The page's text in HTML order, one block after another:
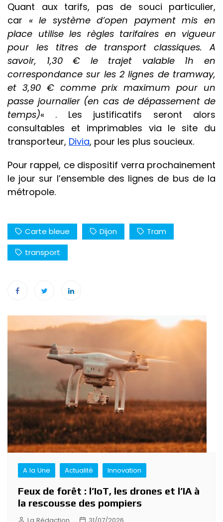
Quant aux tarifs, pas de souci particulier,
car « le système d’open payment mis en
place utilise les règles tarifaires en vigueur
pour les titres de transport classiques. A
savoir, 1,30 € le trajet valable 1h en
correspondance sur les 2 lignes de tramway,
et 3,90 € comme prix maximum pour un
passe journalier (en cas de dépassement de
temps)« . Les justificatifs seront alors
consultables et imprimables via le site du
transporteur, Divia, pour les plus soucieux.
Pour rappel, ce dispositif verra prochainement
le jour sur l’ensemble des lignes de bus de la
métropole.
Carte bleue Dijon
Tram
transport
Navigation
de
l’article
A la Une Actualité Innovation
Feux de forêt : l’IoT, les drones et l’IA à
la rescousse des pompiers